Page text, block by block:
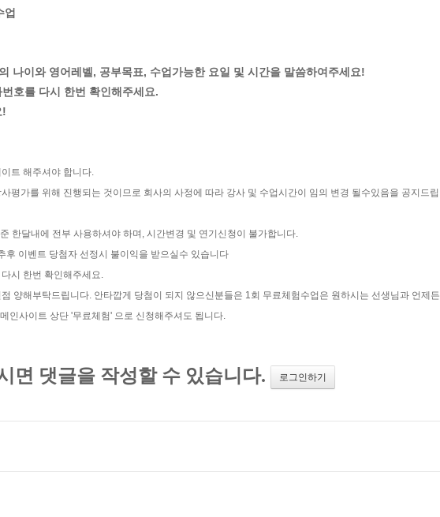
업
나이와 영어레벨, 공부목표, 수업가능한 요일 및 시간을 말씀하여주세요!
호를 다시 한번 확인해주세요.
!
트 해주셔야 합니다.
평가를 위해 진행되는 것이므로 회사의 사정에 따라 강사 및 수업시간이 임의 변경 될수있음을 공지드립
한달내에 전부 사용하셔야 하며, 시간변경 및 연기신청이 불가합니다.
이벤트 당첨자 선정시 불이익을 받으실수 있습니다
시 한번 확인해주세요.
양해부탁드립니다. 안타깝게 당첨이 되지 않으신분들은 1회 무료체험수업은 원하시는 선생님과 언제든
인사이트 상단 '무료체험' 으로 신청해주셔도 됩니다.